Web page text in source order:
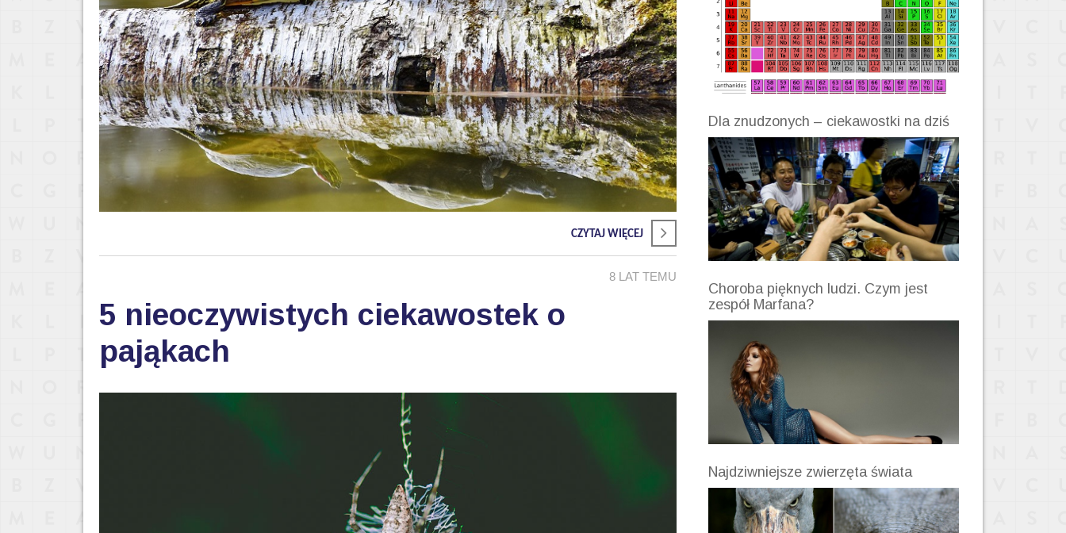
CZYTAJ WIĘCEJ
8 LAT TEMU
5 nieoczywistych ciekawostek o
pająkach
Dla znudzonych – ciekawostki na dziś
Choroba pięknych ludzi. Czym jest
zespół Marfana?
Najdziwniejsze zwierzęta świata